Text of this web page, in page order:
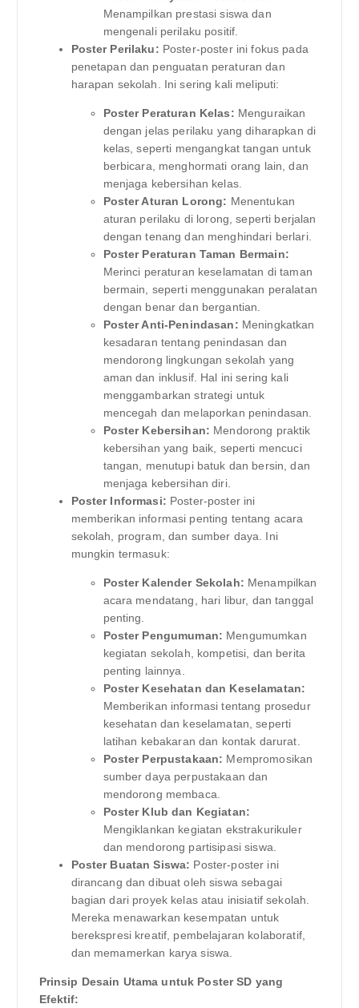
Menampilkan prestasi siswa dan
mengenali perilaku positif.
Poster Perilaku: Poster-poster ini fokus pada
penetapan dan penguatan peraturan dan
harapan sekolah. Ini sering kali meliputi:
Poster Peraturan Kelas: Menguraikan
dengan jelas perilaku yang diharapkan di
kelas, seperti mengangkat tangan untuk
berbicara, menghormati orang lain, dan
menjaga kebersihan kelas.
Poster Aturan Lorong: Menentukan
aturan perilaku di lorong, seperti berjalan
dengan tenang dan menghindari berlari.
Poster Peraturan Taman Bermain:
Merinci peraturan keselamatan di taman
bermain, seperti menggunakan peralatan
dengan benar dan bergantian.
Poster Anti-Penindasan: Meningkatkan
kesadaran tentang penindasan dan
mendorong lingkungan sekolah yang
aman dan inklusif. Hal ini sering kali
menggambarkan strategi untuk
mencegah dan melaporkan penindasan.
Poster Kebersihan: Mendorong praktik
kebersihan yang baik, seperti mencuci
tangan, menutupi batuk dan bersin, dan
menjaga kebersihan diri.
Poster Informasi: Poster-poster ini
memberikan informasi penting tentang acara
sekolah, program, dan sumber daya. Ini
mungkin termasuk:
Poster Kalender Sekolah: Menampilkan
acara mendatang, hari libur, dan tanggal
penting.
Poster Pengumuman: Mengumumkan
kegiatan sekolah, kompetisi, dan berita
penting lainnya.
Poster Kesehatan dan Keselamatan:
Memberikan informasi tentang prosedur
kesehatan dan keselamatan, seperti
latihan kebakaran dan kontak darurat.
Poster Perpustakaan: Mempromosikan
sumber daya perpustakaan dan
mendorong membaca.
Poster Klub dan Kegiatan:
Mengiklankan kegiatan ekstrakurikuler
dan mendorong partisipasi siswa.
Poster Buatan Siswa: Poster-poster ini
dirancang dan dibuat oleh siswa sebagai
bagian dari proyek kelas atau inisiatif sekolah.
Mereka menawarkan kesempatan untuk
berekspresi kreatif, pembelajaran kolaboratif,
dan memamerkan karya siswa.
Prinsip Desain Utama untuk Poster SD yang
Efektif: